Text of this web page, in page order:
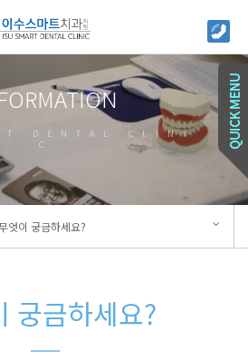
DENTAL CLINI
C
엇이 궁금하세요?
궁금하세요?